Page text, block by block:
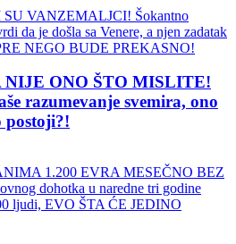
ONO ŠTO MISLITE!
razumevanje svemira, ono
postoji?!